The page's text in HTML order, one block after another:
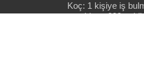
Koç: 1 kişiye iş
gerekiyor, 600